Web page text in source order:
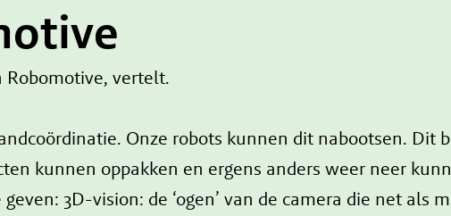
Robomotive, vertelt.
Onze robots kunnen dit nabootsen. Dit
kunnen oppakken en ergens anders weer neer
3D-vision: de ‘ogen’ van de camera die net als